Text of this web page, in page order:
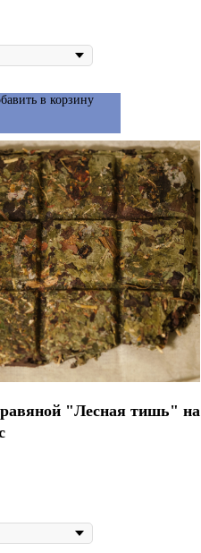
в корзину
"Лесная тишь" на